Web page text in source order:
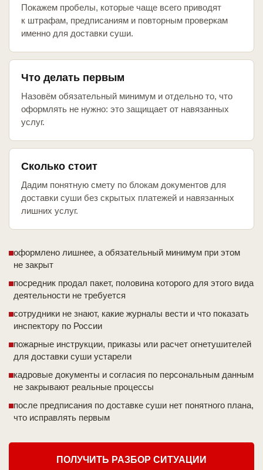
Покажем пробелы, которые чаще всего приводят
к штрафам, предписаниям и повторным проверкам
именно для доставки суши.
Что делать первым
Назовём обязательный минимум и отдельно то, что
оформлять не нужно: это защищает от навязанных
услуг.
Сколько стоит
Дадим понятную смету по блокам документов для
доставки суши без скрытых платежей и навязанных
лишних услуг.
оформлено лишнее, а обязательный минимум при этом
не закрыт
посредник продал пакет, половина которого для этого вида
деятельности не требуется
сотрудники не знают, какие журналы вести и что показать
инспектору по России
пожарные инструкции, приказы или расчет огнетушителей
для доставки суши устарели
кадровые документы и согласия по персональным данным
не закрывают реальные процессы
после предписания по доставке суши нет понятного плана,
что исправлять первым
ПОЛУЧИТЬ РАЗБОР СИТУАЦИИ